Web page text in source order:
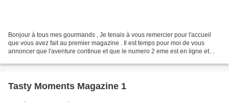
Bonjour à tous mes gourmands , Je tenais à vous remercier pour l'accueil
que vous avez fait au premier magazine . Il est temps pour moi de vous
annoncer que l'aventure continue et que le numero 2 eme est en ligne et
Tasty Moments Magazine 1